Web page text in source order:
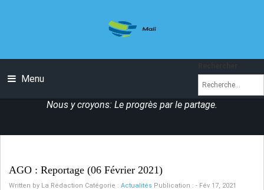
Menu
Nous y croyons: Le progrès par le partage.
AGO : Reportage (06 Février 2021)
Written by La Rédaction Catégorie : Actualités Publication : - Fév 17, 2021